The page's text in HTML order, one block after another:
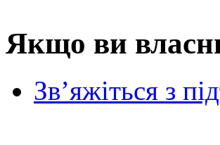
Якщо ви
Зв’яжіться з